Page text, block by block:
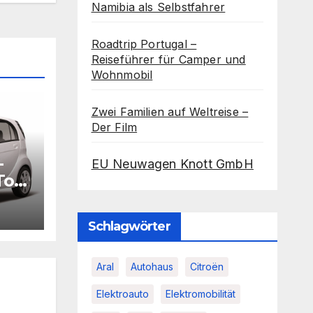
Namibia als Selbstfahrer
Roadtrip Portugal –
Reiseführer für Camper und
Wohnmobil
Zwei Familien auf Weltreise –
Der Film
EU Neuwagen Knott GmbH
Schlagwörter
Aral Autohaus Citroën
Elektroauto Elektromobilität